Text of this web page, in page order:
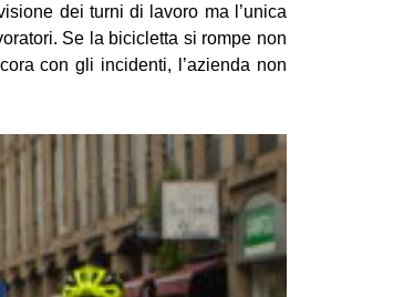
dei turni di lavoro ma l’unica
Se la bicicletta si rompe non
con gli incidenti, l’azienda non